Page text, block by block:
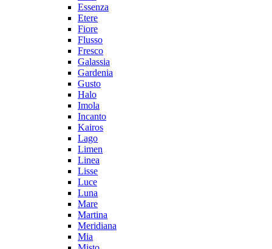
Essenza
Etere
Fiore
Flusso
Fresco
Galassia
Gardenia
Gusto
Halo
Imola
Incanto
Kairos
Lago
Limen
Linea
Lisse
Luce
Luna
Mare
Martina
Meridiana
Mia